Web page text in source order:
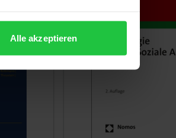
Alle akzeptieren